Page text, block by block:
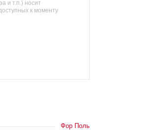
и т.п.) носит
к моменту
Фор Поль